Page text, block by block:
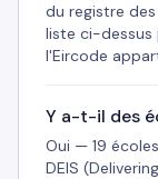
du registre
liste ci-dessus
l'Eircode
Y a-t-il des
Oui — 19
DEIS